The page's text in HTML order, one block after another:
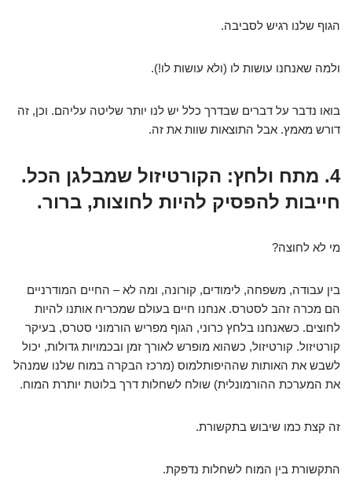
הגוף שלנו רגיש לסביבה.
ולמה שאנחנו עושות לו (ולא עושות לו!).
בואו נדבר על דברים שבדרך כלל יש לנו יותר שליטה עליהם. וכן, זה
דורש מאמץ. אבל התוצאות שוות את זה.
4. מתח ולחץ: הקורטיזול שמבלגן הכל.
חייבות להפסיק להיות לחוצות, ברור.
מי לא לחוצה?
בין עבודה, משפחה, לימודים, קורונה, ומה לא – החיים המודרניים
הם מכרה זהב לסטרס. אנחנו חיים בעולם שמכריח אותנו להיות
לחוצים. כשאנחנו בלחץ כרוני, הגוף מפריש הורמוני סטרס, בעיקר
קורטיזול. קורטיזול, כשהוא מופרש לאורך זמן ובכמויות גדולות, יכול
לשבש את האותות שההיפותלמוס (מרכז הבקרה במוח שלנו שמנהל
את המערכת ההורמונלית) שולח לשחלות דרך בלוטת יותרת המוח.
זה קצת כמו שיבוש בתקשורת.
התקשורת בין המוח לשחלות נדפקת.